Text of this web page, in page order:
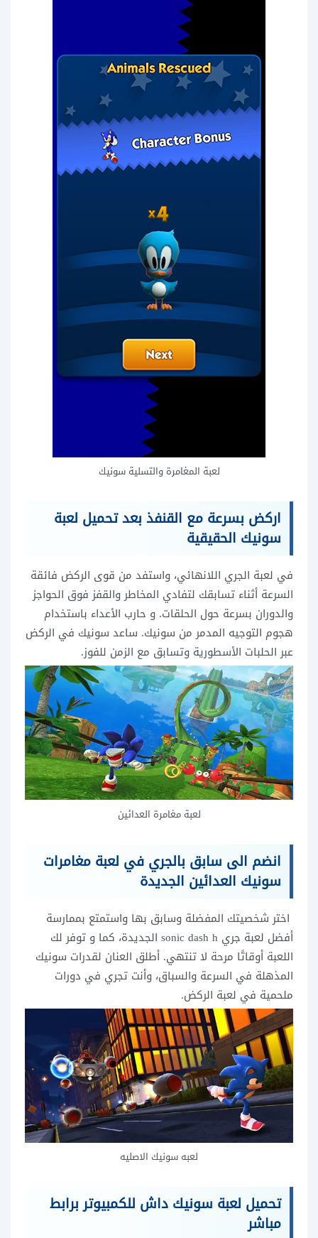
لعبة المغامرة والتسلية سونيك
اركض بسرعة مع القنفذ بعد تحميل لعبة
سونيك الحقيقية
في لعبة الجري اللانهائي، واستفد من قوى الركض فائقة
السرعة أثناء تسابقك لتفادي المخاطر والقفز فوق الحواجز
والدوران بسرعة حول الحلقات. و حارب الأعداء باستخدام
هجوم التوجيه المدمر من سونيك. ساعد سونيك في الركض
عبر الحلبات الأسطورية وتسابق مع الزمن للفوز.
لعبة مغامرة العدائين
انضم الى سابق بالجري في لعبة مغامرات
سونيك العدائين الجديدة
اختر شخصيتك المفضلة وسابق بها واستمتع بممارسة
أفضل لعبة جري sonic dash h الجديدة، كما و توفر لك
اللعبة أوقاتًا مرحة لا تنتهي. أطلق العنان لقدرات سونيك
المذهلة في السرعة والسباق، وأنت تجري في دورات
ملحمية في لعبة الركض.
لعبه سونيك الاصليه
تحميل لعبة سونيك داش للكمبيوتر برابط
مباشر